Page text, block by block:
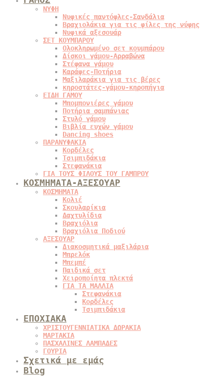
ΝΥΦΗ
Νυφικές παντόφλες-Σανδάλια
Βραχιολάκια για τις φίλες της νύφης
Νυφικά αξεσουάρ
ΣΕΤ ΚΟΥΜΠΑΡΟΥ
Ολοκληρωμένο σετ κουμπάρου
Δίσκοι γάμου-Αρραβώνα
Στέφανα γάμου
Καράφες-Ποτήρια
Μαξιλαράκια για τις βέρες
κηροστάτες-γάμου-κηροπήγια
ΕΙΔΗ ΓΑΜΟΥ
Μπομπονιέρες γάμου
Ποτήρια σαμπάνιας
Στυλό γάμου
Βιβλία ευχών γάμου
Dancing shoes
ΠΑΡΑΝΥΦΑΚΙΑ
Κορδέλες
Τσιμπιδάκια
Στεφανάκια
ΓΙΑ ΤΟΥΣ ΦΙΛΟΥΣ ΤΟΥ ΓΑΜΠΡΟΥ
ΚΟΣΜΗΜΑΤΑ-ΑΞΕΣΟΥΑΡ
ΚΟΣΜΗΜΑΤΑ
Κολιέ
Σκουλαρίκια
Δαχτυλίδια
Βραχιόλια
Βραχιόλια Ποδιού
ΑΞΕΣΟΥΑΡ
Διακοσμητικά μαξιλάρια
Μπρελόκ
Μπεμπέ
Παιδικά σετ
Χειροποίητα πλεκτά
ΓΙΑ ΤΑ ΜΑΛΛΙΑ
Στεφανάκια
Κορδέλες
Τσιμπιδάκια
ΕΠΟΧΙΑΚΑ
ΧΡΙΣΤΟΥΓΕΝΝΙΑΤΙΚΑ ΔΩΡΑΚΙΑ
ΜΑΡΤΑΚΙΑ
ΠΑΣΧΑΛΙΝΕΣ ΛΑΜΠΑΔΕΣ
ΓΟΥΡΙΑ
Σχετικά με εμάς
Blog